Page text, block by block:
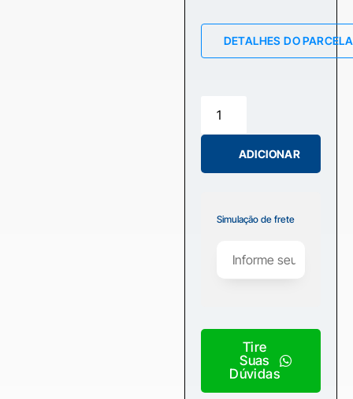
DETALHES DO
ADICIONAR
Simulação de frete
Tire
Suas
Dúvidas